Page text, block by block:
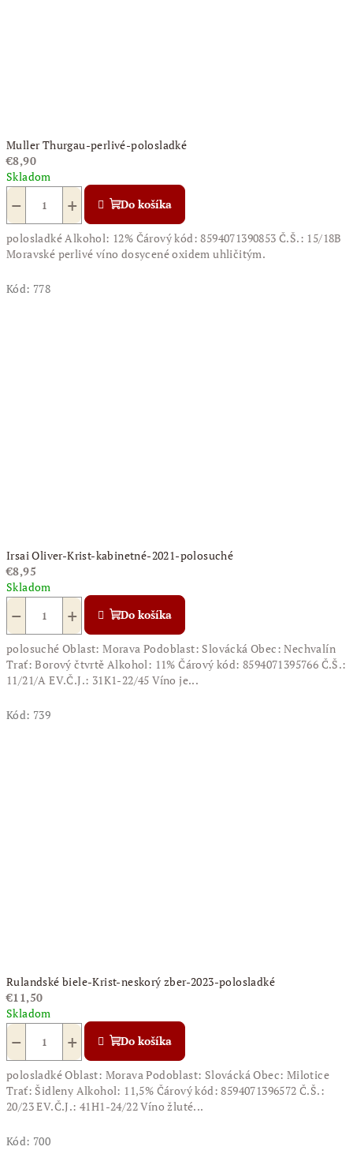
Muller Thurgau-perlivé-polosladké
€8,90
Skladom
+
− Do košíka
polosladké Alkohol: 12% Čárový kód: 8594071390853 Č.Š.: 15/18B
Moravské perlivé víno dosycené oxidem uhličitým.
Kód: 778
Irsai Oliver-Krist-kabinetné-2021-polosuché
€8,95
Skladom
+
− Do košíka
polosuché Oblast: Morava Podoblast: Slovácká Obec: Nechvalín
Trať: Borový čtvrtě Alkohol: 11% Čárový kód: 8594071395766 Č.Š.:
11/21/A EV.Č.J.: 31K1-22/45 Víno je...
Kód: 739
Rulandské biele-Krist-neskorý zber-2023-polosladké
€11,50
Skladom
+
− Do košíka
polosladké Oblast: Morava Podoblast: Slovácká Obec: Milotice
Trať: Šidleny Alkohol: 11,5% Čárový kód: 8594071396572 Č.Š.:
20/23 EV.Č.J.: 41H1-24/22 Víno žluté...
Kód: 700